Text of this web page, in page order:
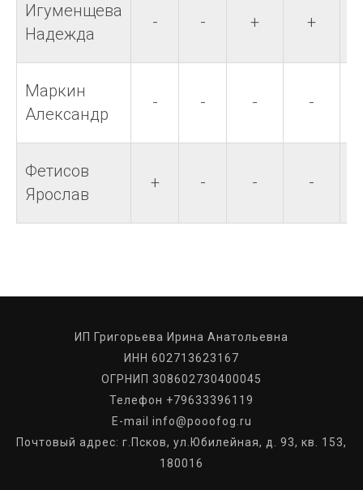
Игуменщева
Надежда
- - + +
Маркин
Александр
- - - -
Фетисов
Ярослав
+ - - -
ИП Григорьева Ирина Анатольевна
ИНН 602713623167
ОГРНИП 308602730400045
Телефон +79633396119
E-mail info@pooofog.ru
Почтовый адрес: г.Псков, ул.Юбилейная, д. 93, кв. 153,
180016